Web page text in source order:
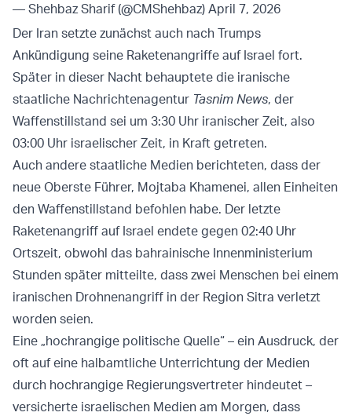
— Shehbaz Sharif (@CMShehbaz) April 7, 2026
Der Iran setzte zunächst auch nach Trumps
Ankündigung seine Raketenangriffe auf Israel fort.
Später in dieser Nacht behauptete die iranische
staatliche Nachrichtenagentur Tasnim News, der
Waffenstillstand sei um 3:30 Uhr iranischer Zeit, also
03:00 Uhr israelischer Zeit, in Kraft getreten.
Auch andere staatliche Medien berichteten, dass der
neue Oberste Führer, Mojtaba Khamenei, allen Einheiten
den Waffenstillstand befohlen habe. Der letzte
Raketenangriff auf Israel endete gegen 02:40 Uhr
Ortszeit, obwohl das bahrainische Innenministerium
Stunden später mitteilte, dass zwei Menschen bei einem
iranischen Drohnenangriff in der Region Sitra verletzt
worden seien.
Eine „hochrangige politische Quelle“ – ein Ausdruck, der
oft auf eine halbamtliche Unterrichtung der Medien
durch hochrangige Regierungsvertreter hindeutet –
versicherte israelischen Medien am Morgen, dass